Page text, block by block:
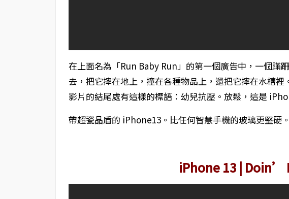
在上面名為「Run Baby Run」的第一個廣告中，一個蹣
去，把它摔在地上，撞在各種物品上，還把它摔在水槽裡
影片的結尾處有這樣的標語：幼兒抗壓。放鬆，這是
帶超瓷晶盾的 iPhone13。比任何智慧手機的玻璃更堅硬
iPhone 13 | Doin’